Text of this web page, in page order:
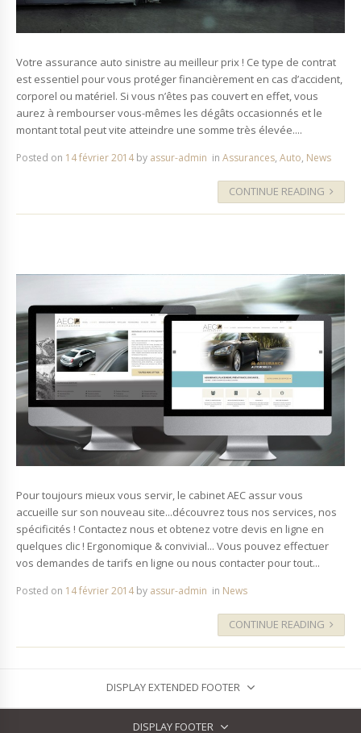
Votre assurance auto sinistre au meilleur prix ! Ce type de contrat
est essentiel pour vous protéger financièrement en cas d’accident,
corporel ou matériel. Si vous n’êtes pas couvert en effet, vous
aurez à rembourser vous-mêmes les dégâts occasionnés et le
montant total peut vite atteindre une somme très élevée....
Posted on 14 février 2014by assur-admin in Assurances, Auto, News
CONTINUE READING
Pour toujours mieux vous servir, le cabinet AEC assur vous
accueille sur son nouveau site...découvrez tous nos services, nos
spécificités ! Contactez nous et obtenez votre devis en ligne en
quelques clic ! Ergonomique & convivial... Vous pouvez effectuer
vos demandes de tarifs en ligne ou nous contacter pour tout...
Posted on 14 février 2014by assur-admin in News
CONTINUE READING
DISPLAY EXTENDED FOOTER
DISPLAY FOOTER